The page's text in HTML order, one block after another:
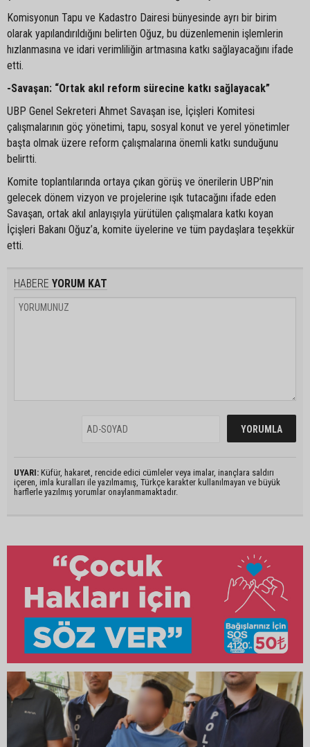
Komisyonun Tapu ve Kadastro Dairesi bünyesinde ayrı bir birim
olarak yapılandırıldığını belirten Oğuz, bu düzenlemenin işlemlerin
hızlanmasına ve idari verimliliğin artmasına katkı sağlayacağını ifade
etti.
-Savaşan: “Ortak akıl reform sürecine katkı sağlayacak”
UBP Genel Sekreteri Ahmet Savaşan ise, İçişleri Komitesi
çalışmalarının göç yönetimi, tapu, sosyal konut ve yerel yönetimler
başta olmak üzere reform çalışmalarına önemli katkı sunduğunu
belirtti.
Komite toplantılarında ortaya çıkan görüş ve önerilerin UBP’nin
gelecek dönem vizyon ve projelerine ışık tutacağını ifade eden
Savaşan, ortak akıl anlayışıyla yürütülen çalışmalara katkı koyan
İçişleri Bakanı Oğuz’a, komite üyelerine ve tüm paydaşlara teşekkür
etti.
HABERE YORUM KAT
UYARI: Küfür, hakaret, rencide edici cümleler veya imalar, inançlara saldırı
içeren, imla kuralları ile yazılmamış, Türkçe karakter kullanılmayan ve büyük
harflerle yazılmış yorumlar onaylanmamaktadır.